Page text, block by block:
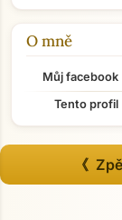
O mně
Můj facebook
Tento profil
《